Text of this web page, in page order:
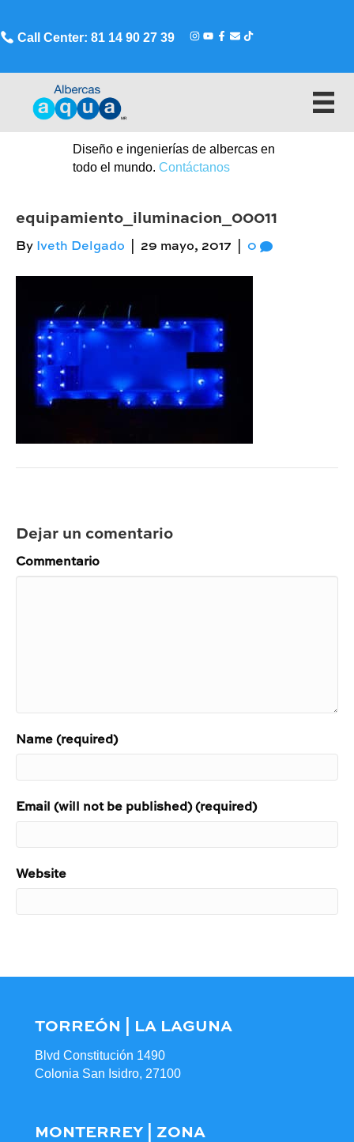
Call Center: 81 14 90 27 39
Diseño e ingenierías de albercas en
todo el mundo. Contáctanos
equipamiento_iluminacion_00011
By Iveth Delgado 29 mayo, 2017 0
Dejar un comentario
Commentario
Name (required)
Email (will not be published) (required)
Website
TORREÓN | LA LAGUNA
Blvd Constitución 1490
Colonia San Isidro, 27100
MONTERREY | ZONA